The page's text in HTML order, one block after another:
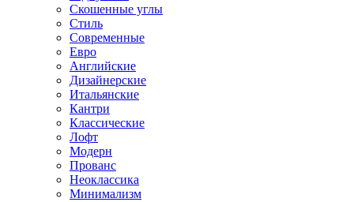
Скошенные углы
Стиль
Современные
Евро
Английские
Дизайнерские
Итальянские
Кантри
Классические
Лофт
Модерн
Прованс
Неоклассика
Минимализм